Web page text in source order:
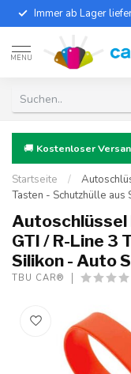
Immer ab Lager
MENU
🚚 Kostenloser
Startseite /
Tasten - Schutzhülle
Autoschlüssel
GTI / R-Line 3
Silikon - Auto
TBU CAR®